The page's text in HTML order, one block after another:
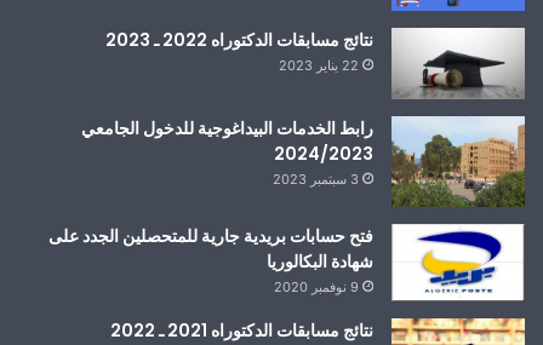
نتائج مسابقات الدكتوراه 2022 ـ 2023
22 يناير 2023
رابط الخدمات البيداغوجية للدخول الجامعي
2024/2023
3 سبتمبر 2023
فتح حسابات بريدية جارية للمتحصلين الجدد على
شهادة البكالوريا
9 نوفمبر 2020
نتائج مسابقات الدكتوراه 2021 ـ 2022